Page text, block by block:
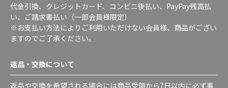
代金引換、クレジットカード、コンビニ後払い、PayPay残高払
い、ご請求書払い（一部会員様限定）
※お支払い方法によりご利用いただけない会員様、商品がござい
ますのでご了承ください。
返品・交換について
返品や交換を希望される場合には商品受領から7日以内に必ず事